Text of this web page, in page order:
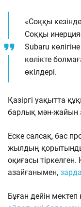
«Соққы
Соққы
Subaru
көлікте
өкілдері.
Қазіргі уақытта
барлық мән-жайын
Еске салсақ, бас
жылдың
оқиғасы
азайғанымен,
Бұған дейін мектеп